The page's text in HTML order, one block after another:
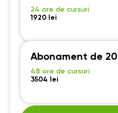
24 ore de cursuri
1920 lei
Abonament de
48 ore de cursuri
3504 lei